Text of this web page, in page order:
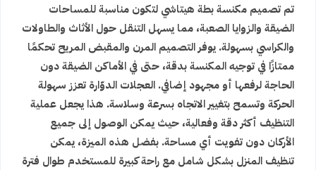
تم تصميم مكنسة بطة هيتاشي لتكون مناسبة للمساحات
الضيقة والزوايا الصعبة، مما يسهل التنقل حول الأثاث والطاولات
والكراسي بسهولة. يوفر التصميم المرن والمقبض المريح تحكمًا
ممتازًا في توجيه المكنسة بدقة، حتى في الأماكن الضيقة دون
الحاجة لرفعها أو مجهود إضافي. العجلات الدوّارة تعزز سهولة
الحركة وتسمح بتغيير الاتجاه بسرعة وسلاسة. هذا يجعل عملية
التنظيف أكثر دقة وفعالية، حيث يمكن الوصول إلى جميع
الأركان دون تفويت أي مساحة. بفضل هذه الميزة، يمكن
تنظيف المنزل بشكل شامل مع راحة كبيرة للمستخدم طوال فترة